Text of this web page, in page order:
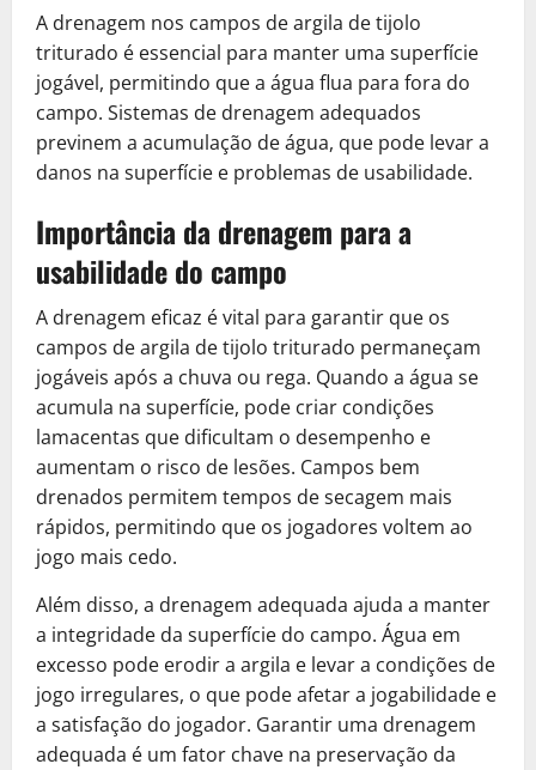
A drenagem nos campos de argila de tijolo
triturado é essencial para manter uma superfície
jogável, permitindo que a água flua para fora do
campo. Sistemas de drenagem adequados
previnem a acumulação de água, que pode levar a
danos na superfície e problemas de usabilidade.
Importância da drenagem para a
usabilidade do campo
A drenagem eficaz é vital para garantir que os
campos de argila de tijolo triturado permaneçam
jogáveis após a chuva ou rega. Quando a água se
acumula na superfície, pode criar condições
lamacentas que dificultam o desempenho e
aumentam o risco de lesões. Campos bem
drenados permitem tempos de secagem mais
rápidos, permitindo que os jogadores voltem ao
jogo mais cedo.
Além disso, a drenagem adequada ajuda a manter
a integridade da superfície do campo. Água em
excesso pode erodir a argila e levar a condições de
jogo irregulares, o que pode afetar a jogabilidade e
a satisfação do jogador. Garantir uma drenagem
adequada é um fator chave na preservação da